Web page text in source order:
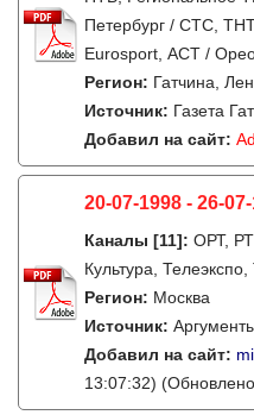
Петербург / СТС,
Eurosport, АСТ /
Регион: Гатчина,
Источник: Газета
Добавил на сайт:
20-07-1998 - 26-
Каналы [11]: ОРТ,
Культура,
Регион: Москва
Источник:
Добавил на сайт:
13:07:32)